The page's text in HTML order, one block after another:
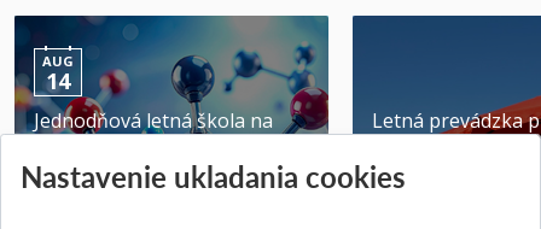
AUG
14
Jednodňová letná škola na
Pridané 28.07.2026
Letná prevádzka
Pridané 23.06.2026
Nastavenie ukladania cookies